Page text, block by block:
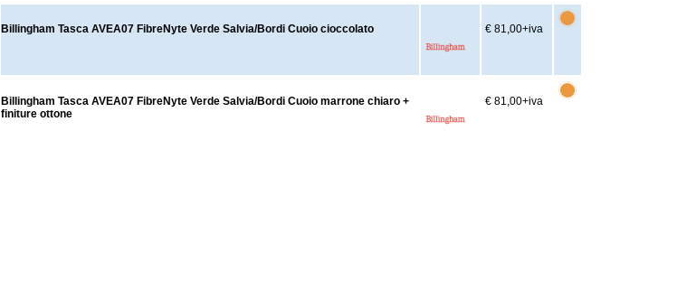
Billingham Tasca AVEA07 FibreNyte Verde Salvia/Bordi Cuoio cioccolato € 81,00+iva
Billingham Tasca AVEA07 FibreNyte Verde Salvia/Bordi Cuoio marrone chiaro +
finiture ottone
€ 81,00+iva